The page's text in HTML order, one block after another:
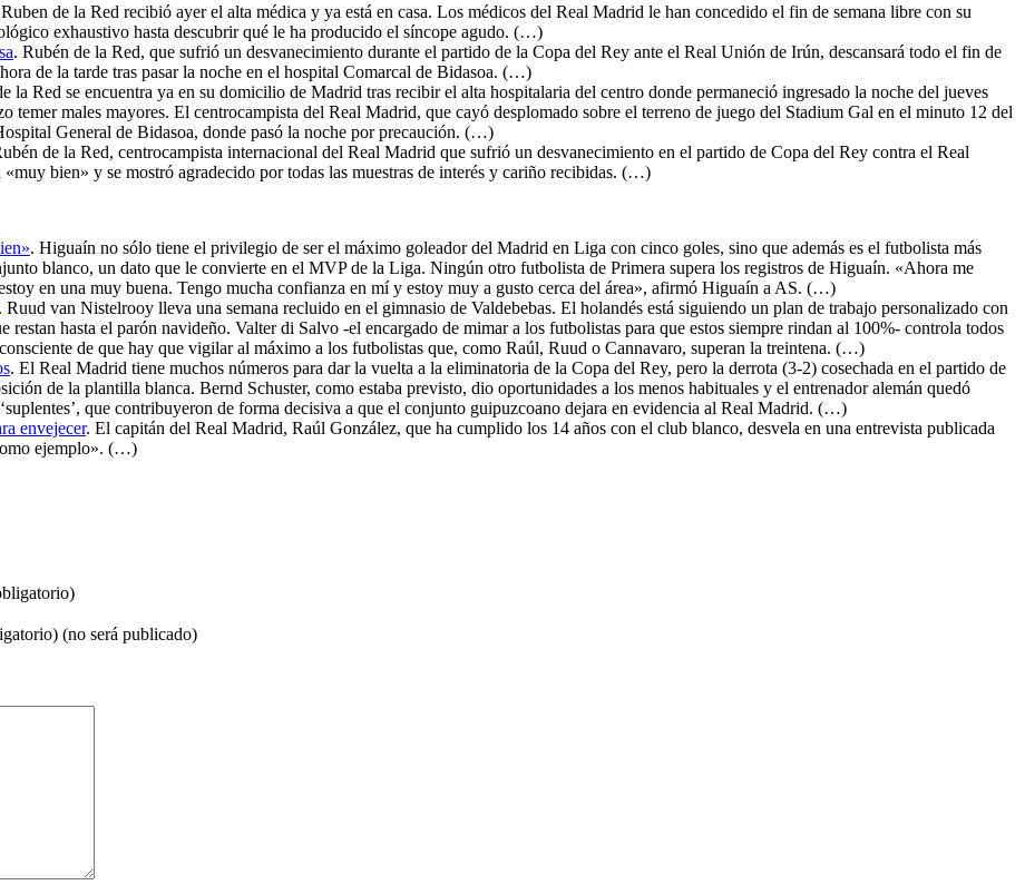
de la Red recibió ayer el alta médica y ya está en casa. Los médicos del Real Madrid le han concedido el fin de semana libre con su
exhaustivo hasta descubrir qué le ha producido el síncope agudo. (…)
. Rubén de la Red, que sufrió un desvanecimiento durante el partido de la Copa del Rey ante el Real Unión de Irún, descansará todo el fin de
de la tarde tras pasar la noche en el hospital Comarcal de Bidasoa. (…)
la Red se encuentra ya en su domicilio de Madrid tras recibir el alta hospitalaria del centro donde permaneció ingresado la noche del jueves
temer males mayores. El centrocampista del Real Madrid, que cayó desplomado sobre el terreno de juego del Stadium Gal en el minuto 12 del
General de Bidasoa, donde pasó la noche por precaución. (…)
de la Red, centrocampista internacional del Real Madrid que sufrió un desvanecimiento en el partido de Copa del Rey contra el Real
bien» y se mostró agradecido por todas las muestras de interés y cariño recibidas. (…)
. Higuaín no sólo tiene el privilegio de ser el máximo goleador del Madrid en Liga con cinco goles, sino que además es el futbolista más
blanco, un dato que le convierte en el MVP de la Liga. Ningún otro futbolista de Primera supera los registros de Higuaín. «Ahora me
en una muy buena. Tengo mucha confianza en mí y estoy muy a gusto cerca del área», afirmó Higuaín a AS. (…)
. Ruud van Nistelrooy lleva una semana recluido en el gimnasio de Valdebebas. El holandés está siguiendo un plan de trabajo personalizado con
restan hasta el parón navideño. Valter di Salvo -el encargado de mimar a los futbolistas para que estos siempre rindan al 100%- controla todos
de que hay que vigilar al máximo a los futbolistas que, como Raúl, Ruud o Cannavaro, superan la treintena. (…)
. El Real Madrid tiene muchos números para dar la vuelta a la eliminatoria de la Copa del Rey, pero la derrota (3-2) cosechada en el partido de
de la plantilla blanca. Bernd Schuster, como estaba previsto, dio oportunidades a los menos habituales y el entrenador alemán quedó
que contribuyeron de forma decisiva a que el conjunto guipuzcoano dejara en evidencia al Real Madrid. (…)
envejecer. El capitán del Real Madrid, Raúl González, que ha cumplido los 14 años con el club blanco, desvela en una entrevista publicada
ejemplo». (…)
(no será publicado)